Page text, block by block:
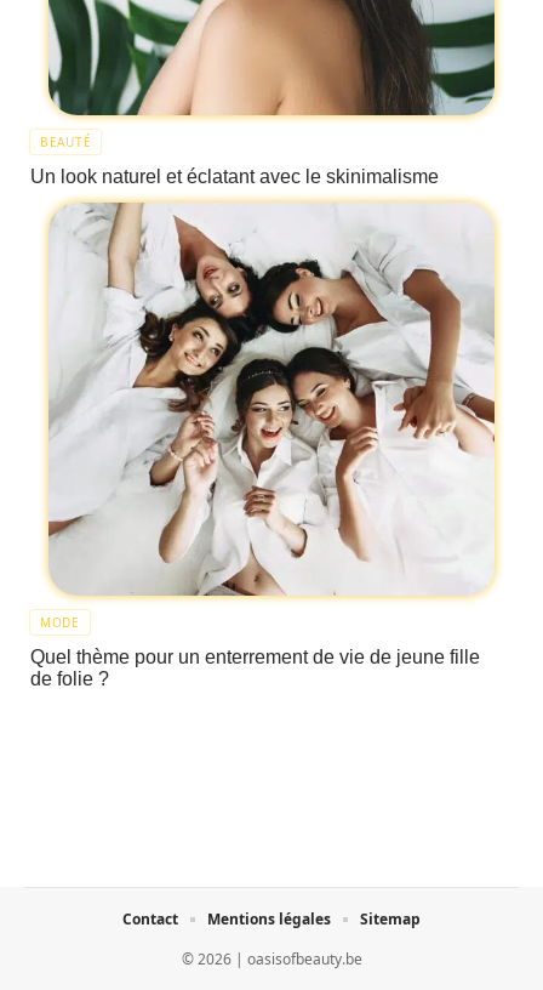
BEAUTÉ
Un look naturel et éclatant avec le skinimalisme
MODE
Quel thème pour un enterrement de vie de jeune fille
de folie ?
© 2026 | oasisofbeauty.be
Contact Mentions légales Sitemap